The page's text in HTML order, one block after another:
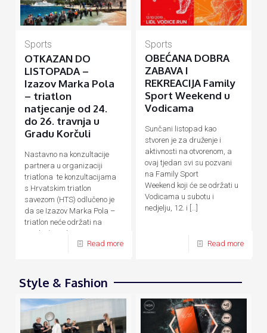
Sports
OTKAZAN DO
LISTOPADA –
Izazov Marka Pola
– triatlon
natjecanje od 24.
do 26. travnja u
Gradu Korčuli
Nastavno na konzultacije
partnera u organizaciji
triatlona te konzultacijama
s Hrvatskim triatlon
savezom (HTS) odlučeno je
da se Izazov Marka Pola –
triatlon neće održati na
predviđene datume, 24. – 26.
Read more
Sports
OBEĆANA DOBRA
ZABAVA I
REKREACIJA Family
Sport Weekend u
Vodicama
Sunčani listopad kao
stvoren je za druženje i
aktivnosti na otvorenom, a
ovaj tjedan svi su pozvani
na Family Sport
Weekend koji će se održati u
Vodicama u subotu i
nedjelju, 12. i
Read more
Style & Fashion